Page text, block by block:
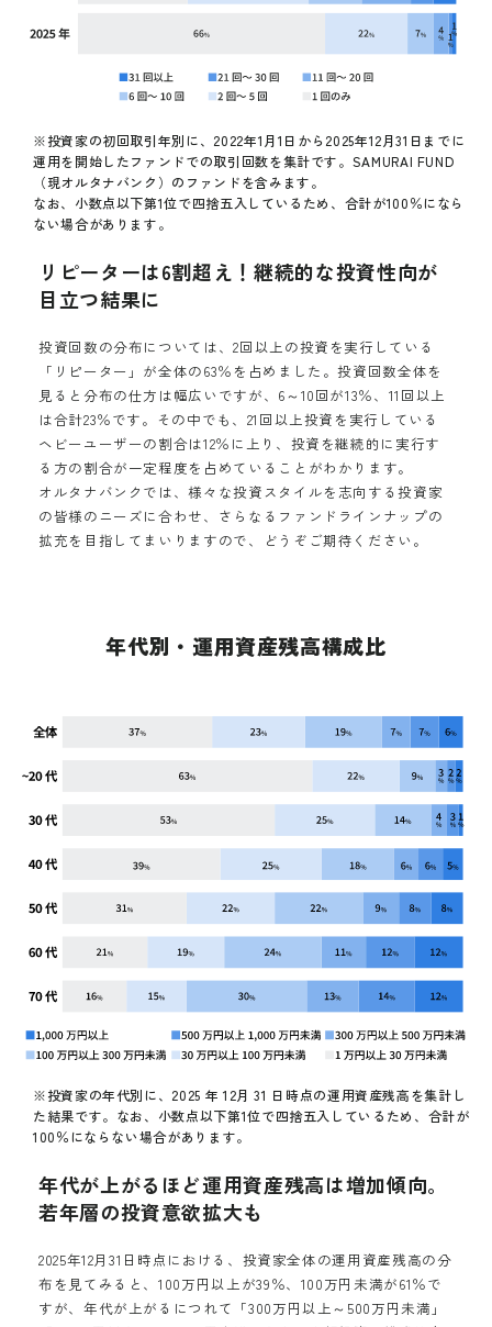
リピーターは6割超え！継続的な投資性向が
目立つ結果に
投資回数の分布については、2回以上の投資を実行している
「リピーター」が全体の63％を占めました。投資回数全体を
見ると分布の仕方は幅広いですが、6～10回が13％、11回以上
は合計23％です。その中でも、21回以上投資を実行している
ヘビーユーザーの割合は12％に上り、投資を継続的に実行す
る方の割合が一定程度を占めていることがわかります。
オルタナバンクでは、様々な投資スタイルを志向する投資家
の皆様のニーズに合わせ、さらなるファンドラインナップの
拡充を目指してまいりますので、どうぞご期待ください。
※投資家の初回取引年別に、2022年1月1日から2025年12月31日までに
運用を開始したファンドでの取引回数を集計です。SAMURAI FUND
（現オルタナバンク）のファンドを含みます。
なお、小数点以下第1位で四捨五入しているため、合計が100％になら
ない場合があります。
年代別・運用資産残高構成比
年代が上がるほど運用資産残高は増加傾向。
若年層の投資意欲拡大も
2025年12月31日時点における、投資家全体の運用資産残高の分
布を見てみると、100万円以上が39％、100万円未満が61％で
すが、年代が上がるにつれて「300万円以上～500万円未満」
※投資家の年代別に、2025 年 12月 31 日時点の運用資産残高を集計し
た結果です。なお、小数点以下第1位で四捨五入しているため、合計が
100％にならない場合があります。